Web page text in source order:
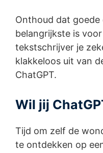
Onthoud dat
belangrijkste is
tekstschrijver je
klakkeloos uit van
ChatGPT.
Wil jij
Tijd om zelf de
te ontdekken op